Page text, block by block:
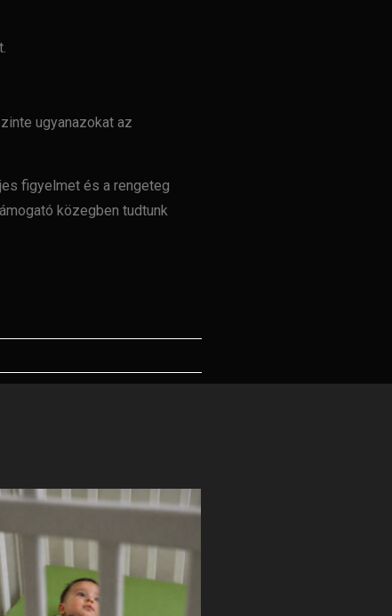
ugyanazokat az
figyelmet és a rengeteg
közegben tudtunk